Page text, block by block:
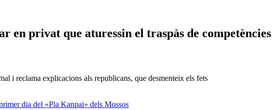
en privat que aturessin el traspàs de
i reclama explicacions als republicans, que desmenteix els fets
dia del «Pla Kanpai» dels Mossos